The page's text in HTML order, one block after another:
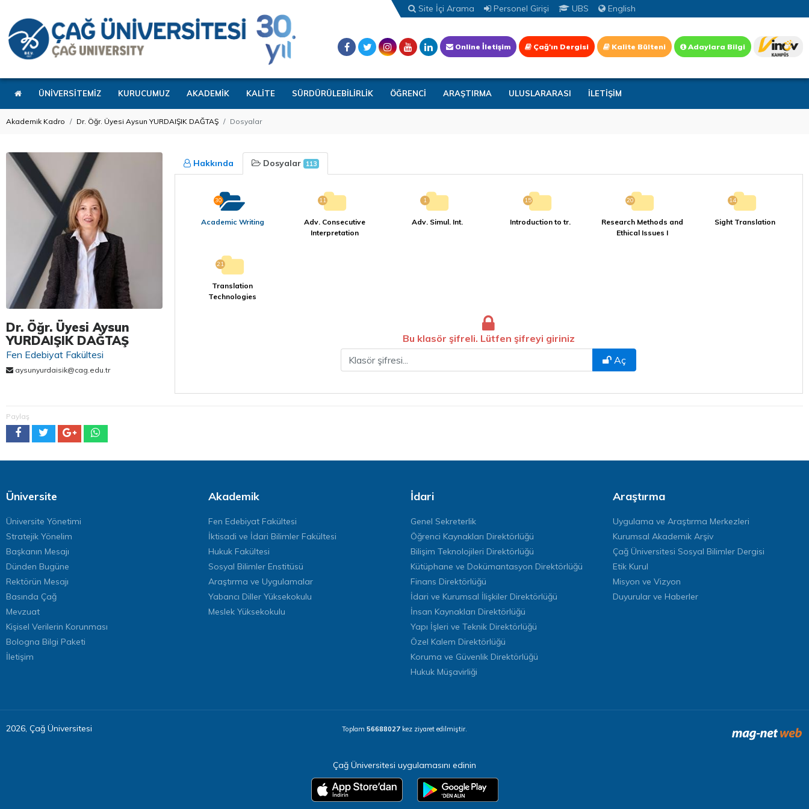
Site İçi Arama Personel Girişi UBS English
Online İletişim Çağ'ın Dergisi Kalite Bülteni Adaylara Bilgi
ÜNİVERSİTEMİZ KURUCUMUZ AKADEMİK KALİTE SÜRDÜRÜLEBİLİRLİK ÖĞRENCİ ARAŞTIRMA ULUSLARARASI İLETİŞİM
Akademik Kadro Dr. Öğr. Üyesi Aysun YURDAIŞIK DAĞTAŞ Dosyalar
Dr. Öğr. Üyesi Aysun
YURDAIŞIK DAĞTAŞ
Fen Edebiyat Fakültesi
aysunyurdaisik@cag.edu.tr
Hakkında Dosyalar 113
30
Academic Writing
11
Adv. Consecutive
Interpretation
1
Adv. Simul. Int.
15
Introduction to tr.
20
Research Methods and
Ethical Issues I
14
Sight Translation
21
Translation
Technologies
Bu klasör şifreli. Lütfen şifreyi giriniz
Aç
Paylaş
Üniversite
Üniversite Yönetimi
Stratejik Yönelim
Başkanın Mesajı
Dünden Bugüne
Rektörün Mesajı
Basında Çağ
Mevzuat
Kişisel Verilerin Korunması
Bologna Bilgi Paketi
İletişim
Akademik
Fen Edebiyat Fakültesi
İktisadi ve İdari Bilimler Fakültesi
Hukuk Fakültesi
Sosyal Bilimler Enstitüsü
Araştırma ve Uygulamalar
Yabancı Diller Yüksekokulu
Meslek Yüksekokulu
İdari
Genel Sekreterlik
Öğrenci Kaynakları Direktörlüğü
Bilişim Teknolojileri Direktörlüğü
Kütüphane ve Dokümantasyon Direktörlüğü
Finans Direktörlüğü
İdari ve Kurumsal İlişkiler Direktörlüğü
İnsan Kaynakları Direktörlüğü
Yapı İşleri ve Teknik Direktörlüğü
Özel Kalem Direktörlüğü
Koruma ve Güvenlik Direktörlüğü
Hukuk Müşavirliği
Araştırma
Uygulama ve Araştırma Merkezleri
Kurumsal Akademik Arşiv
Çağ Üniversitesi Sosyal Bilimler Dergisi
Etik Kurul
Misyon ve Vizyon
Duyurular ve Haberler
2026, Çağ Üniversitesi Toplam 56688027 kez ziyaret edilmiştir.
Çağ Üniversitesi uygulamasını edinin